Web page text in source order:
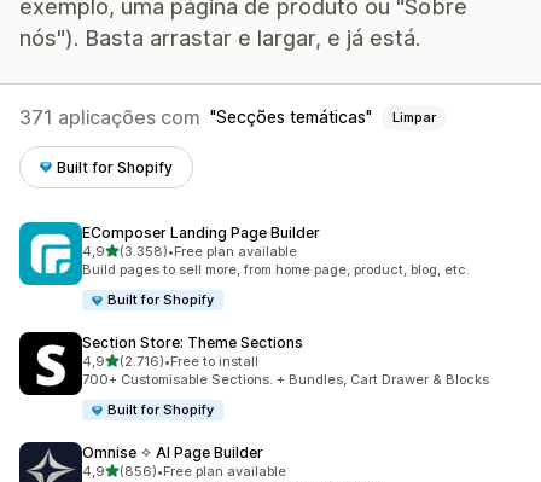
exemplo, uma página de produto ou "Sobre
nós"). Basta arrastar e largar, e já está.
371 aplicações com Secções temáticas Limpar
Built for Shopify
EComposer Landing Page Builder
4,9de 5 estrelas
(3.358)
3358 total de avaliações
•Free plan available
Build pages to sell more, from home page, product, blog, etc.
Built for Shopify
Section Store: Theme Sections
4,9de 5 estrelas
(2.716)
2716 total de avaliações
•Free to install
700+ Customisable Sections. + Bundles, Cart Drawer & Blocks
Built for Shopify
Omnise ✧ AI Page Builder
4,9de 5 estrelas
(856)
856 total de avaliações
•Free plan available